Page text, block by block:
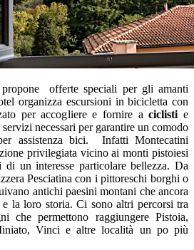
offerte speciali per gli amanti
organizza escursioni in bicicletta con
per accogliere e fornire aciclisti e
necessari per garantire un comodo
assistenza bici. Infatti Montecatini
privilegiata vicino ai monti pistoiesi
un interesse particolare bellezza. Da
Pesciatina con i pittoreschi borghi o
antichi paesini montani che ancora
la loro storia. Ci sono altri percorsi tra
che permettono raggiungere Pistoia,
Vinci e altre località un po più